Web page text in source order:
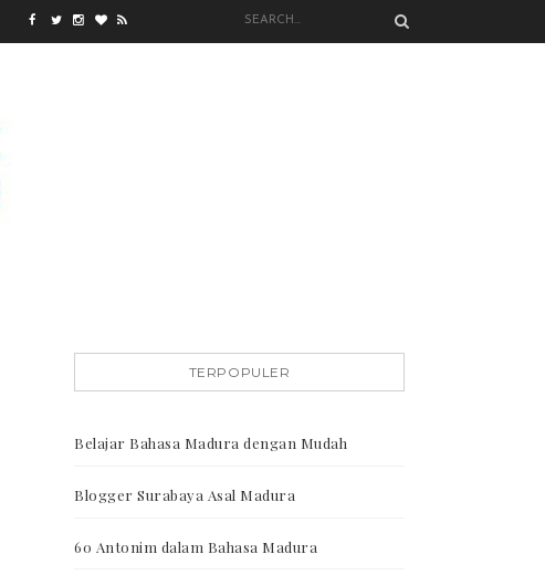
TERPOPULER
Belajar Bahasa Madura dengan Mudah
Blogger Surabaya Asal Madura
60 Antonim dalam Bahasa Madura